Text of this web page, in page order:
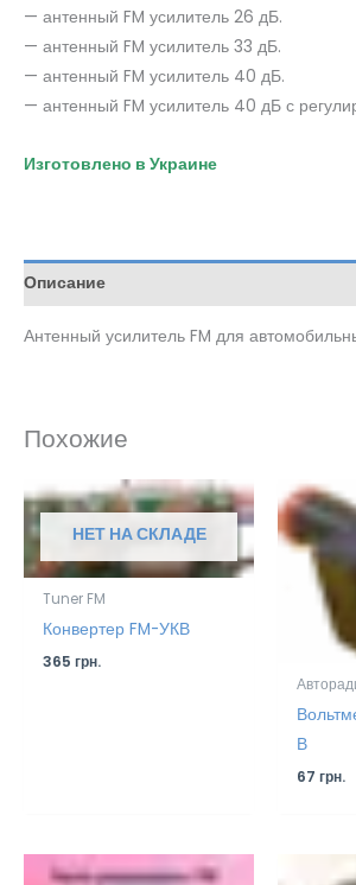
— антенный FM усилитель 26 дБ.
— антенный FM усилитель 33 дБ.
— антенный FM усилитель 40 дБ.
— антенный FM усилитель 40 дБ с
Изготовлено в Украине
Описание
Антенный усилитель FM для
Похожие
НЕТ НА СКЛАДЕ
Tuner FM
Конвертер FM-УКВ
365грн.
В
67грн.